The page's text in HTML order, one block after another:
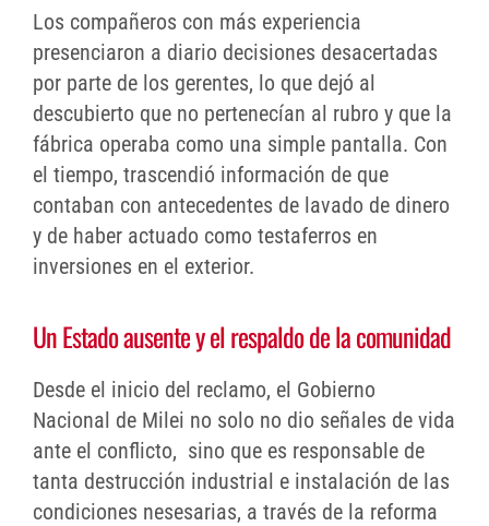
Los compañeros con más experiencia
presenciaron a diario decisiones desacertadas
por parte de los gerentes, lo que dejó al
descubierto que no pertenecían al rubro y que la
fábrica operaba como una simple pantalla. Con
el tiempo, trascendió información de que
contaban con antecedentes de lavado de dinero
y de haber actuado como testaferros en
inversiones en el exterior.
Un Estado ausente y el respaldo de la comunidad
Desde el inicio del reclamo, el Gobierno
Nacional de Milei no solo no dio señales de vida
ante el conflicto, sino que es responsable de
tanta destrucción industrial e instalación de las
condiciones nesesarias, a través de la reforma